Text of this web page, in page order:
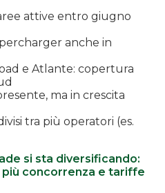
attive entro giugno
anche in
e Atlante: copertura
ma in crescita
tra più operatori (es.
si sta diversificando:
concorrenza e tariffe